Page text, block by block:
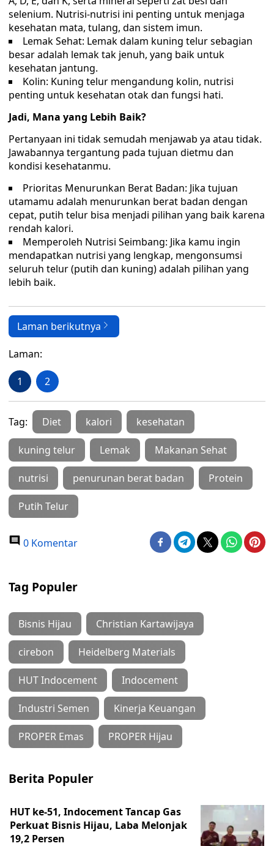
selenium. Nutrisi-nutrisi ini penting untuk menjaga
kesehatan mata, tulang, dan sistem imun.
Lemak Sehat: Lemak dalam kuning telur sebagian
besar adalah lemak tak jenuh, yang baik untuk
kesehatan jantung.
Kolin: Kuning telur mengandung kolin, nutrisi
penting untuk kesehatan otak dan fungsi hati.
Jadi, Mana yang Lebih Baik?
Pertanyaan ini tidak semudah menjawab ya atau tidak.
Jawabannya tergantung pada tujuan dietmu dan
kondisi kesehatanmu.
Prioritas Menurunkan Berat Badan: Jika tujuan
utamamu adalah menurunkan berat badan dengan
cepat, putih telur bisa menjadi pilihan yang baik karena
rendah kalori.
Memperoleh Nutrisi Seimbang: Jika kamu ingin
mendapatkan nutrisi yang lengkap, mengonsumsi
seluruh telur (putih dan kuning) adalah pilihan yang
lebih baik.
Laman berikutnya
Laman:
1 2
Tag: Diet kalori kesehatan
kuning telur Lemak Makanan Sehat
nutrisi penurunan berat badan Protein
Putih Telur
0 Komentar
Tag Populer
Bisnis Hijau Christian Kartawijaya
cirebon Heidelberg Materials
HUT Indocement Indocement
Industri Semen Kinerja Keuangan
PROPER Emas PROPER Hijau
Berita Populer
HUT ke-51, Indocement Tancap Gas
Perkuat Bisnis Hijau, Laba Melonjak
19,2 Persen